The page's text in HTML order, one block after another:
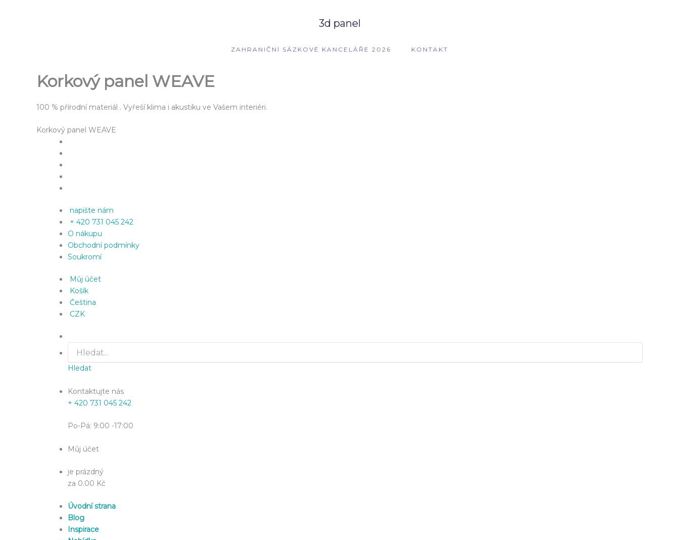
3d panel
ZAHRANIČNÍ SÁZKOVÉ KANCELÁŘE 2026 KONTAKT
Korkový panel WEAVE
100 % přírodní materiál . Vyřeší klima i akustiku ve Vašem interiéri.
Korkový panel WEAVE
napište nám
+ 420 731 045 242
O nákupu
Obchodní podmínky
Soukromí
Můj účet
Košík
Čeština
CZK
Hledat
Kontaktujte nás
+ 420 731 045 242
Po-Pá: 9:00 -17:00
Můj účet
je prázdný
za 0.00 Kč
Úvodní strana
Blog
Inspirace